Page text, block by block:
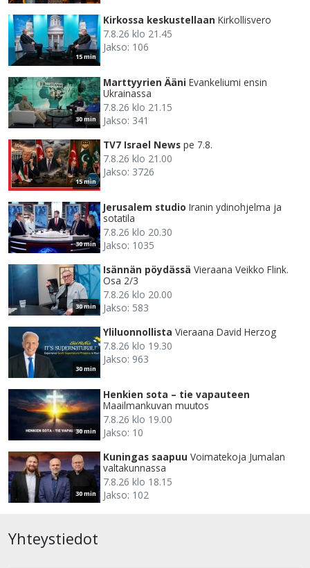
15 min
Kirkossa keskustellaan Kirkollisvero
7.8.26 klo 21.45
Jakso: 106
30 min
Marttyyrien Ääni Evankeliumi ensin
Ukrainassa
7.8.26 klo 21.15
Jakso: 341
15 min
TV7 Israel News pe 7.8.
7.8.26 klo 21.00
Jakso: 3726
30 min
Jerusalem studio Iranin ydinohjelma ja
sotatila
7.8.26 klo 20.30
Jakso: 1035
30 min
Isännän pöydässä Vieraana Veikko Flink.
Osa 2/3
7.8.26 klo 20.00
Jakso: 583
30 min
Yliluonnollista Vieraana David Herzog
7.8.26 klo 19.30
Jakso: 963
30 min
Henkien sota – tie vapauteen
Maailmankuvan muutos
7.8.26 klo 19.00
Jakso: 10
30 min
Kuningas saapuu Voimatekoja Jumalan
valtakunnassa
7.8.26 klo 18.15
Jakso: 102
Yhteystiedot